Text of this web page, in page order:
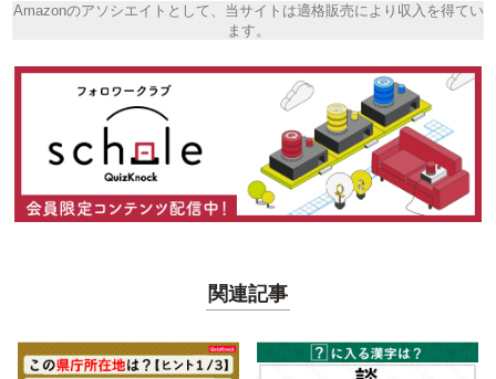
Amazonのアソシエイトとして、当サイトは適格販売により収入を得てい
ます。
関連記事